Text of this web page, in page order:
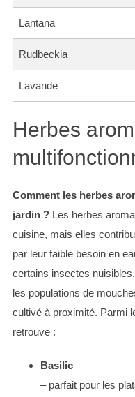
Lantana
Rudbeckia
Lavande
Herbes
Comment les herbes
jardin ?Les herbes
cuisine, mais elles
par leur faible besoin en
certains insectes
les populations de
cultivé à proximité. Parmi
retrouve :
Basilic
– parfait pour les
S
a
f
o